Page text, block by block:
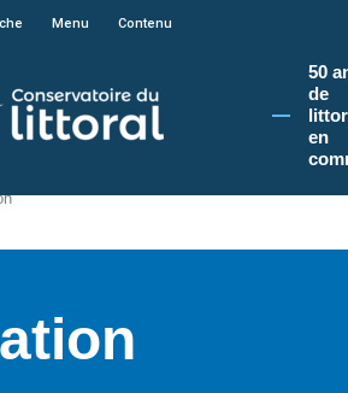
sur le site du Conservatoire du littoral, vous
Menu Contenu
50
de
en